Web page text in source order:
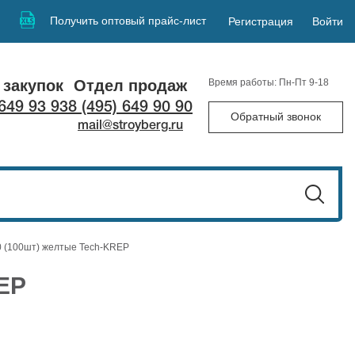
Получить оптовый прайс-лист Регистрация Войти
93 93
Отдел продаж
8 (495) 649 90 90
mail@stroyberg.ru
Время работы: Пн-Пт 9-18
Обратный звонок
желтые Tech-KREP